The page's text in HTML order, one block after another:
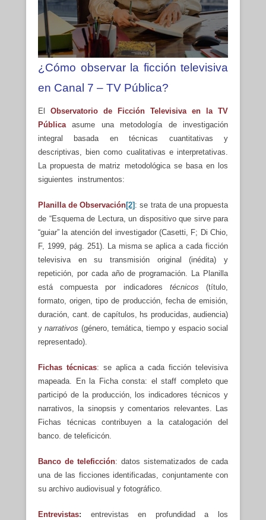
¿Cómo observar la ficción televisiva
en Canal 7 – TV Pública?
El Observatorio de Ficción Televisiva en la TV
Públicaasume una metodología de investigación
integral basada en técnicas cuantitativas y
descriptivas, bien como cualitativas e interpretativas.
La propuesta de matriz metodológica se basa en los
siguientes instrumentos:
Planilla de Observación[2] : se trata de una propuesta
de “Esquema de Lectura, un dispositivo que sirve para
“guiar” la atención del investigador (Casetti, F; Di Chio,
F, 1999, pág. 251). La misma se aplica a cada ficción
televisiva en su transmisión original (inédita) y
repetición, por cada año de programación. La Planilla
está compuesta por indicadores técnicos (título,
formato, origen, tipo de producción, fecha de emisión,
duración, cant. de capítulos, hs producidas, audiencia)
ynarrativos (género, temática, tiempo y espacio social
representado).
Fichas técnicas: se aplica a cada ficción televisiva
mapeada. En la Ficha consta: el staff completo que
participó de la producción, los indicadores técnicos y
narrativos, la sinopsis y comentarios relevantes. Las
Fichas técnicas contribuyen a la catalogación del
banco. de teleficicón.
Banco de teleficción: datos sistematizados de cada
una de las ficciones identificadas, conjuntamente con
su archivo audiovisual y fotográfico.
Entrevistas: entrevistas en profundidad a los